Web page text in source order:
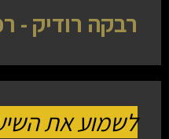
רבקה רודיק -
לשמוע את